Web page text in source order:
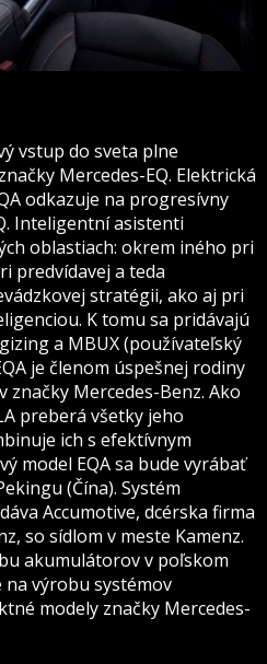
vstup do sveta plne
Mercedes-EQ. Elektrická
odkazuje na progresívny
Inteligentní asistenti
oblastiach: okrem iného pri
predvídavej a teda
stratégii, ako aj pri
K tomu sa pridávajú
a MBUX (používateľský
je členom úspešnej rodiny
Mercedes-Benz. Ako
preberá všetky jeho
ich s efektívnym
model EQA sa bude vyrábať
(Čína). Systém
Accumotive, dcérska firma
so sídlom v meste Kamenz.
akumulátorov v poľskom
na výrobu systémov
modely značky Mercedes-